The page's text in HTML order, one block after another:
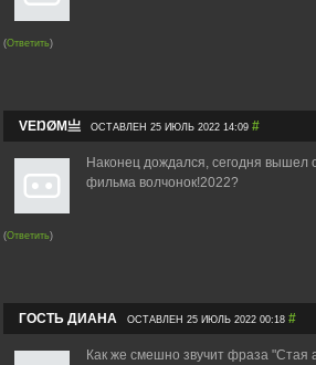
(Ответить)
VEŊØM亗 ОСТАВЛЕН 25 ИЮЛЬ 2022 14:09 #
Наконец дождался, сегодня
фильма волчонок!2022?
(Ответить)
ГОСТЬ ДИАНА ОСТАВЛЕН 25 ИЮЛЬ 2022 00:18 #
Как же смешно звучит фраза "Стая